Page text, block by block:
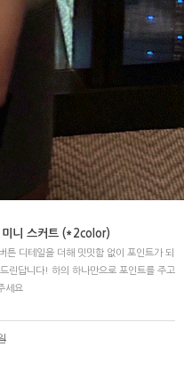
미니 스커트 (*2color)
튼 디테일을 더해 밋밋함 없이 포인트가 되
린답니다! 하의 하나만으로 포인트를 주고
세요